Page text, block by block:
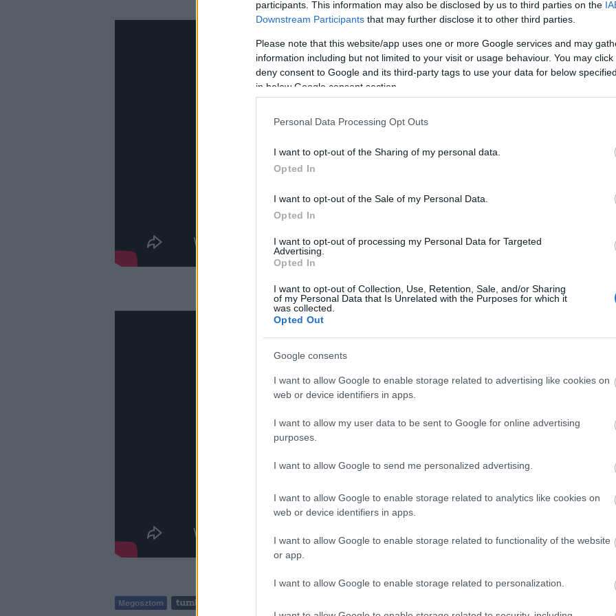
participants. This information may also be disclosed by us to third parties on the
Downstream Participants that may further disclose it to other third parties.
Please note that this website/app uses one or more Google services and may
information including but not limited to your visit or usage behaviour. You may
deny consent to Google and its third-party tags to use your data for below
in below Google consent section.
Personal Data Processing Opt Outs
I want to opt-out of the Sharing of my personal data.
Opted In
I want to opt-out of the Sale of my Personal Data.
Opted In
I want to opt-out of processing my Personal Data for Targeted
Advertising.
Opted In
I want to opt-out of Collection, Use, Retention, Sale, and/or Sharing
of my Personal Data that Is Unrelated with the Purposes for which it
was collected.
Opted Out
Google consents
I want to allow Google to enable storage related to advertising like cookies on
web or device identifiers in apps.
I want to allow my user data to be sent to Google for online advertising
purposes.
I want to allow Google to send me personalized advertising.
I want to allow Google to enable storage related to analytics like cookies on
web or device identifiers in apps.
I want to allow Google to enable storage related to functionality of the website
or app.
I want to allow Google to enable storage related to personalization.
)